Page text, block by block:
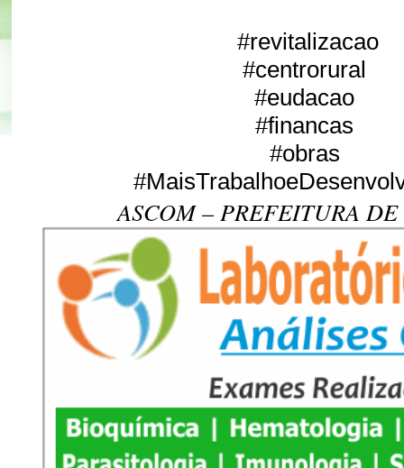
#revitalizacao
#centrorural
#eudacao
#financas
#obras
ASCOM – PREFEITURA